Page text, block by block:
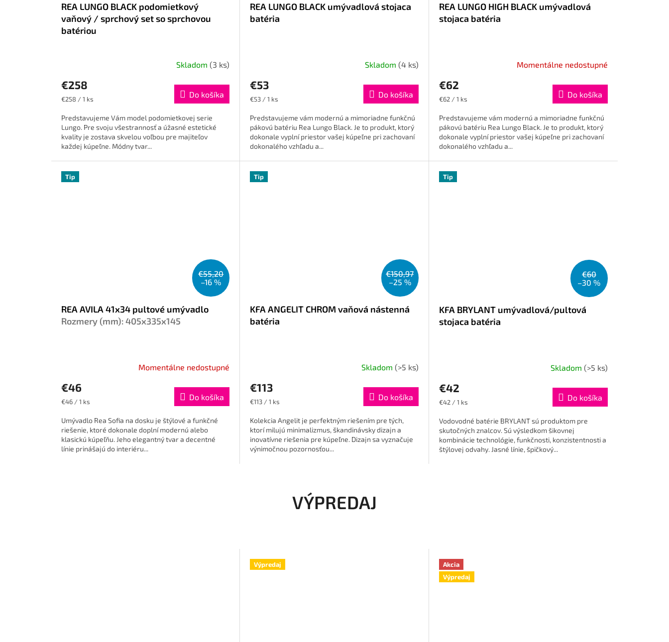
REA LUNGO BLACK podomietkový
vaňový / sprchový set so sprchovou
batériou
Skladom (3 ks)
€258
Jednotková
€258 / 1 ks Do košíka
Predstavujeme Vám model podomietkovej serie
Lungo. Pre svoju všestrannosť a úžasné estetické
kvality je zostava skvelou voľbou pre majiteľov
každej kúpeľne. Módny tvar...
REA LUNGO BLACK umývadlová stojaca
batéria
Skladom (4 ks)
€53
Jednotková
€53 / 1 ks Do košíka
Predstavujeme vám modernú a mimoriadne funkčnú
pákovú batériu Rea Lungo Black. Je to produkt, ktorý
dokonale vyplní priestor vašej kúpeľne pri zachovaní
dokonalého vzhľadu a...
REA LUNGO HIGH BLACK umývadlová
stojaca batéria
Momentálne nedostupné
€62
Jednotková
€62 / 1 ks Do košíka
Predstavujeme vám modernú a mimoriadne funkčnú
pákovú batériu Rea Lungo Black. Je to produkt, ktorý
dokonale vyplní priestor vašej kúpeľne pri zachovaní
dokonalého vzhľadu a...
Tip
€55,20
–16 %
REA AVILA 41x34 pultové umývadlo
Rozmery (mm): 405x335x145
Momentálne nedostupné
€46
Jednotková
€46 / 1 ks Do košíka
Umývadlo Rea Sofia na dosku je štýlové a funkčné
riešenie, ktoré dokonale doplní modernú alebo
klasickú kúpeľňu. Jeho elegantný tvar a decentné
línie prinášajú do interiéru...
Tip
€150,97
–25 %
KFA ANGELIT CHROM vaňová nástenná
batéria
Skladom (>5 ks)
€113
Jednotková
€113 / 1 ks Do košíka
Kolekcia Angelit je perfektným riešením pre tých,
ktorí milujú minimalizmus, škandinávsky dizajn a
inovatívne riešenia pre kúpeľne. Dizajn sa vyznačuje
výnimočnou pozornosťou...
Tip
€60
–30 %
KFA BRYLANT umývadlová/pultová
stojaca batéria
Skladom (>5 ks)
€42
Jednotková
€42 / 1 ks Do košíka
Vodovodné batérie BRYLANT sú produktom pre
skutočných znalcov. Sú výsledkom šikovnej
kombinácie technológie, funkčnosti, konzistentnosti a
štýlovej odvahy. Jasné línie, špičkový...
VÝPREDAJ
Výpredaj
Akcia
Výpredaj